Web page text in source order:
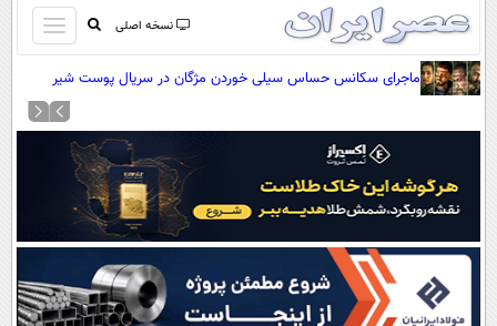
نسخه اصلی
باز
و
بسته
کردن
صفحه اول
آرشیو
نظرسنجی
آب و هوا
اوقات شرعی
پیوند ها
سواد زندگی
ماجرای سکانس حساس سیلی خوردن مژگان در سریال پوست شیر